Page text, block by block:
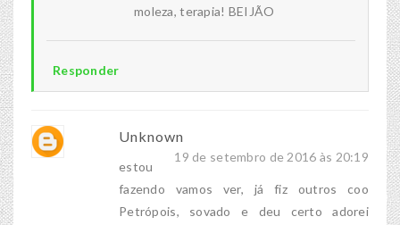
moleza, terapia! BEIJÃO
Responder
Unknown
19 de setembro de 2016 às 20:19
estou
fazendo vamos ver, já fiz outros coo
Petrópois, sovado e deu certo adorei